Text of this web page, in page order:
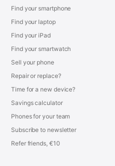
Find your smartphone
Find your laptop
Find your iPad
Find your smartwatch
Sell your phone
Repair or replace?
Time for a new device?
Savings calculator
Phones for your team
Subscribe to newsletter
Refer friends, €10